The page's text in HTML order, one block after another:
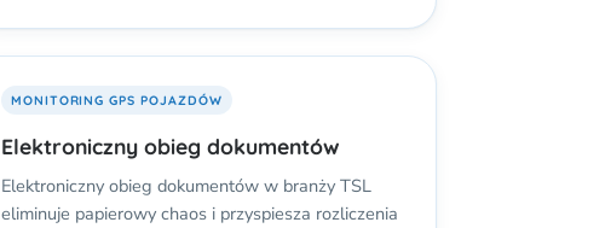
MONITORING GPS POJAZDÓW
Elektroniczny obieg dokumentów
Elektroniczny obieg dokumentów w branży TSL
eliminuje papierowy chaos i przyspiesza rozliczenia